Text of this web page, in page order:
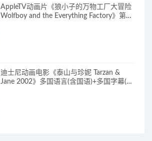
AppleTV动画片《狼小子的万物工厂大冒险
Wolfboy and the Everything Factory》第1-
迪士尼动画电影《泰山与珍妮 Tarzan &
Jane 2002》多国语言(含国语)+多国字幕(含